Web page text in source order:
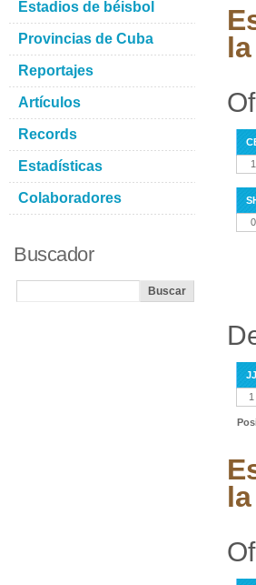
1
0
JJ
1
Estadios de béisbol
Provincias de Cuba
Reportajes
Artículos
Records
Estadísticas
Colaboradores
Buscador